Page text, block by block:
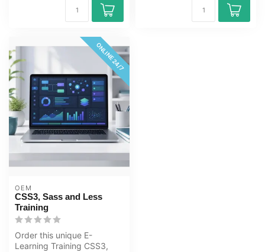
ONLINE 24/7
OEM
CSS3, Sass and Less
Training
Order this unique E-
Learning Training CSS3,